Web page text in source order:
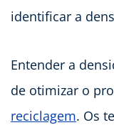
identificar a
Entender a
de otimizar o
reciclagem. Os